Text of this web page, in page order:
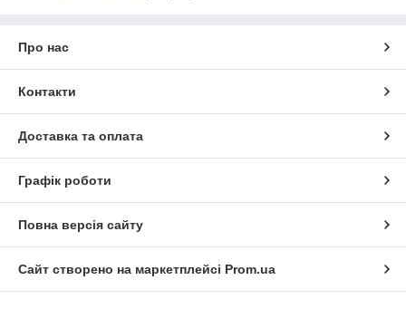
Про нас
Контакти
Доставка та оплата
Графік роботи
Повна версія сайту
Сайт створено на маркетплейсі Prom.ua